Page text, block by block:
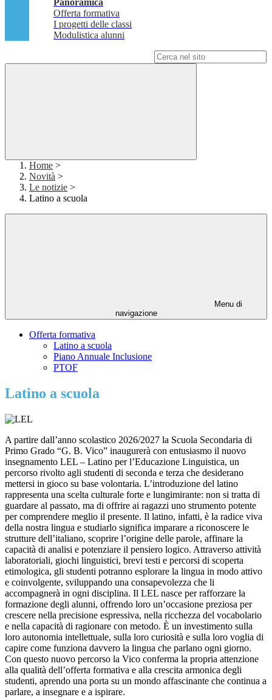
Panoramica
Offerta formativa
I progetti delle classi
Modulistica alunni
Home >
Novità >
Le notizie >
Latino a scuola
Menu di
navigazione
Offerta formativa
Latino a scuola
Piano Annuale Inclusione
PTOF
Latino a scuola
A partire dall’anno scolastico 2026/2027 la Scuola Secondaria di
Primo Grado “G. B. Vico” inaugurerà con entusiasmo il nuovo
insegnamento LEL – Latino per l’Educazione Linguistica, un
percorso rivolto agli studenti di seconda e terza che desiderano
mettersi in gioco su base volontaria. L’introduzione del latino
rappresenta una scelta culturale forte e lungimirante: non si tratta di
guardare al passato, ma di offrire ai ragazzi uno strumento potente
per comprendere meglio il presente. Il latino, infatti, è la radice viva
della nostra lingua e studiarlo significa imparare a riconoscere le
strutture dell’italiano, scoprire l’origine delle parole, affinare la
capacità di analisi e potenziare il pensiero logico. Attraverso attività
laboratoriali, giochi linguistici, brevi testi e percorsi di scoperta
etimologica, gli studenti potranno esplorare la lingua in modo attivo
e coinvolgente, sviluppando una consapevolezza che li
accompagnerà in ogni disciplina. Il LEL nasce per rafforzare la
formazione degli alunni, offrendo loro un’occasione preziosa per
crescere nella precisione espressiva, nella ricchezza del vocabolario
e nella capacità di ragionare con metodo. È un investimento sulla
loro autonomia intellettuale, sulla loro curiosità e sulla loro voglia di
capire come funziona davvero la lingua che parlano ogni giorno.
Con questo nuovo percorso la Vico conferma la propria attenzione
alla qualità dell’offerta formativa e alla crescita armonica degli
studenti, aprendo una porta su un mondo affascinante che continua a
parlare, a insegnare e a ispirare.